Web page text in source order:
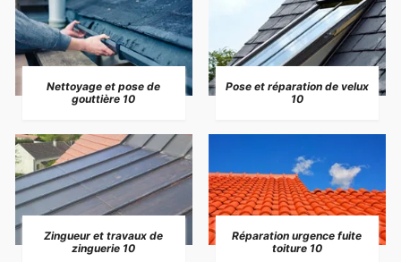
Nettoyage et pose de
gouttière 10
Pose et réparation de velux
10
Zingueur et travaux de
zinguerie 10
Réparation urgence fuite
toiture 10